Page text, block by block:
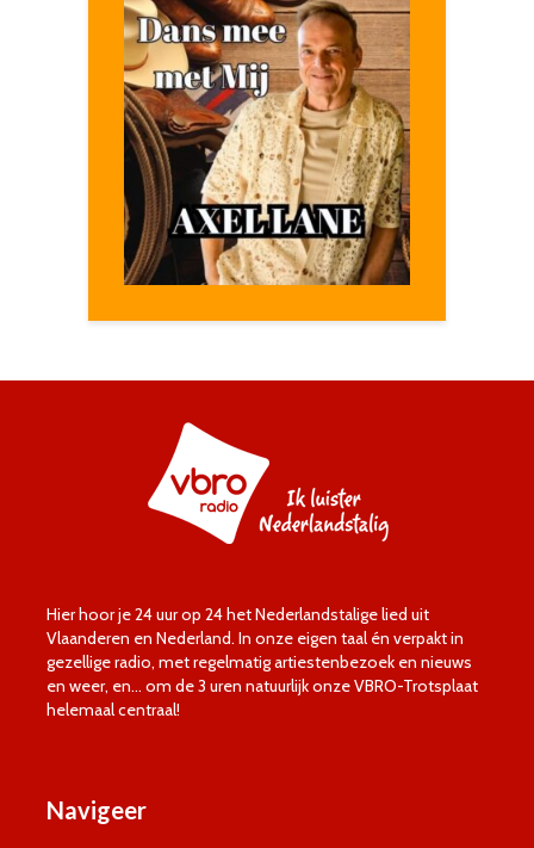
Hier hoor je 24 uur op 24 het Nederlandstalige lied uit
Vlaanderen en Nederland. In onze eigen taal én verpakt in
gezellige radio, met regelmatig artiestenbezoek en nieuws
en weer, en… om de 3 uren natuurlijk onze VBRO-Trotsplaat
helemaal centraal!
Navigeer